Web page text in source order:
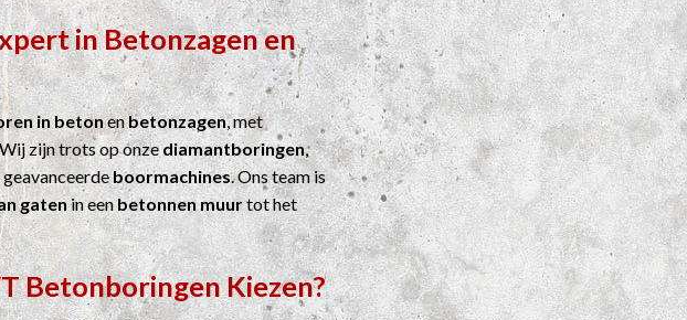
inBetonzagenen
in betonenbetonzagen, met
zijn trots op onzediamantboringen,
boormachines. Ons team is
gatenin eenbetonnen muurtot het
Betonboringen Kiezen?